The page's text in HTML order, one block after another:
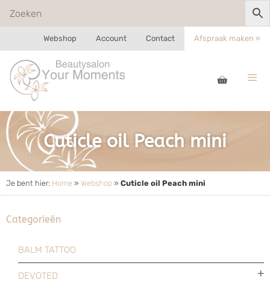
Webshop Account Contact Afspraak maken »
Cuticle oil Peach mini
Je bent hier: Home » Webshop » Cuticle oil Peach mini
Categorieën
BALM TATTOO
DEVOTED